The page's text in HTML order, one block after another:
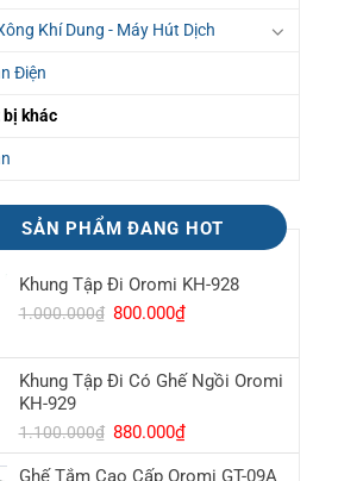
Khí Dung - Máy Hút Dịch
Điện
khác
SẢN PHẨM ĐANG HOT
Khung Tập Đi Oromi KH-928
1.000.000₫ Giá
là:
1.000.000₫.
800.000₫Giá
tại
là:
Khung Tập Đi Có Ghế Ngồi Oromi
KH-929
1.100.000₫ Giá
gốc
880.000₫Giá
hiện